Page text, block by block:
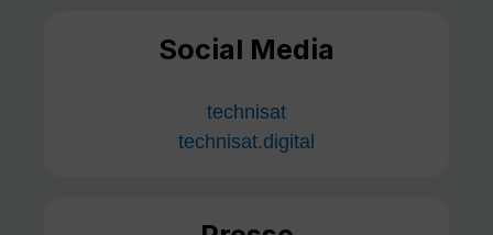
Social Media
technisat
technisat.digital